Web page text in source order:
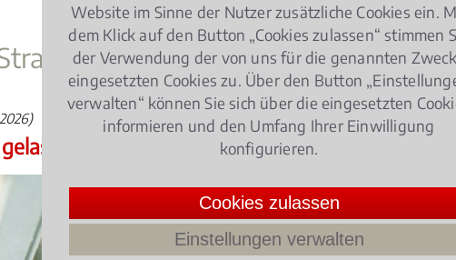
– Geldbuße!
Wer seinen Hund bei heißen Temperaturen
zurücklässt, muss mit einer Geldbuße oder
4.086021505376344 / (93
Website im Sinne der Nutzer zusätzliche Cookies ein.
dem Klick auf den Button „Cookies zulassen“ stimmen
der Verwendung der von uns für die genannten
eingesetzten Cookies zu. Über den Button
verwalten“ können Sie sich über die eingesetzten
informieren und den Umfang Ihrer Einwilligung
konfigurieren.
Cookies zulassen
Einstellungen verwalten